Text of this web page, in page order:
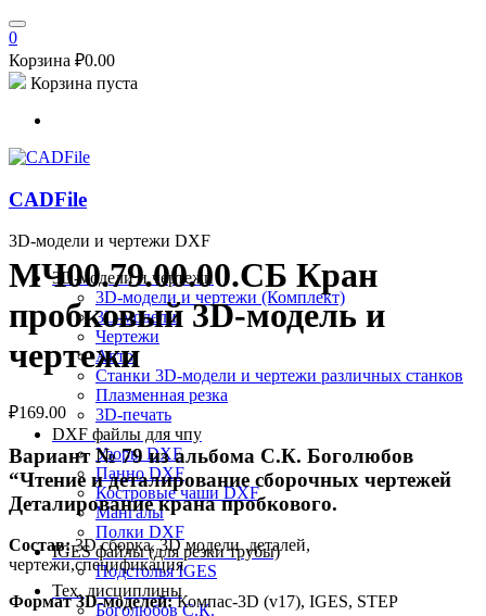
0
Корзина ₽0.00
Корзина пуста
CADFile
3D-модели и чертежи DXF
3D-модели и чертежи
3D-модели и чертежи (Комплект)
3D-модели
Чертежи
Авто
Станки 3D-модели и чертежи различных станков
Плазменная резка
3D-печать
DXF файлы для чпу
Узоры DXF
Панно DXF
Костровые чаши DXF
Мангалы
Полки DXF
IGES файлы (для резки трубы)
Подстолья IGES
Тех. дисциплины
Боголюбов С.К.
МЧ00.79.00.00.СБ Кран
пробковый 3D-модель и
чертежи
₽169.00
Вариант № 79 из альбома C.К. Боголюбов
“Чтение и деталирование сборочных чертежей
Деталирование крана пробкового.
Состав:3D сборка, 3D модели деталей,
чертежи,спецификация
Формат 3D-моделей:Компас-3D (v17), IGES, STEP